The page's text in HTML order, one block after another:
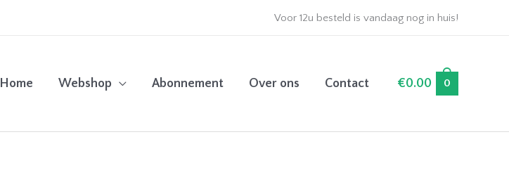
Voor 12u besteld is vandaag nog in huis!
Home Webshop Abonnement Over ons Contact €0.00 0